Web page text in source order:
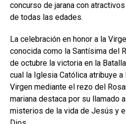
concurso de jarana con
de todas las edades.
La celebración en honor a la
conocida como la Santísima del
de octubre la victoria en la
cual la Iglesia Católica atribuye
Virgen mediante el rezo del
mariana destaca por su llamado
misterios de la vida de Jesús y